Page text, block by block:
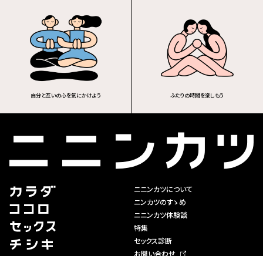
自分と互いの心を気にかけよう ふたりの時間を楽しもう
ニニンカツについて
ニンカツのすゝめ
ニニンカツ体験談
特集
セックス診断
お問い合わせ